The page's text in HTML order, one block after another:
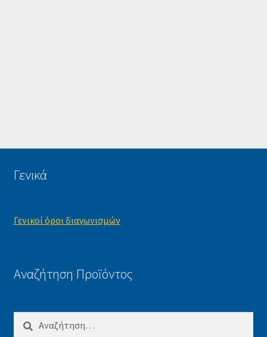
Γενικά
Γενικοί όροι διαγωνισμών
Αναζήτηση Προϊόντος
Αναζήτηση